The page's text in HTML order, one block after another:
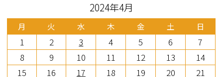
2024年4月
月 火 水 木 金 土 日
1 2 3 4 5 6
7
8
9 10 11 12 13
14
15
16 17 18 19 20
21